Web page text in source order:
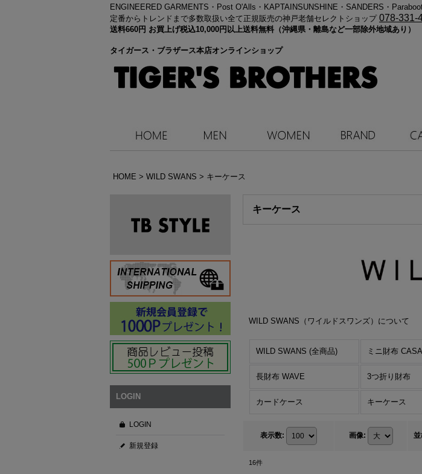
ENGINEERED GARMENTS・ Post O'Alls・KAPTAINSUNSHINE・SANDERS・
定番からトレンドまで多数取扱い全て正規販売の神戸老舗セレクトショップ 078-331-
送料660円 お買上げ税込10,000円以上送料無料（沖縄県・離島など一部除外地域あり）
タイガース・ブラザース本店オンラインショップ
HOME > WILD SWANS > キーケース
LOGIN
LOGIN
新規登録
キーケース
WILD SWANS（ワイルドスワンズ）について
WILD SWANS (全商品) ミニ財布 CASA
長財布 WAVE 3つ折り財布
カードケース キーケース
表示数: 画像:
16件